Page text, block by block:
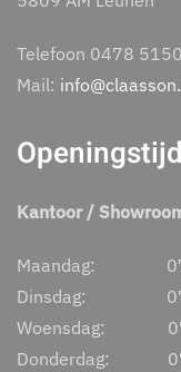
Telefoon 0478
Mail:
Kantoor /
Maandag:
Dinsdag:
Woensdag:
Donderdag: